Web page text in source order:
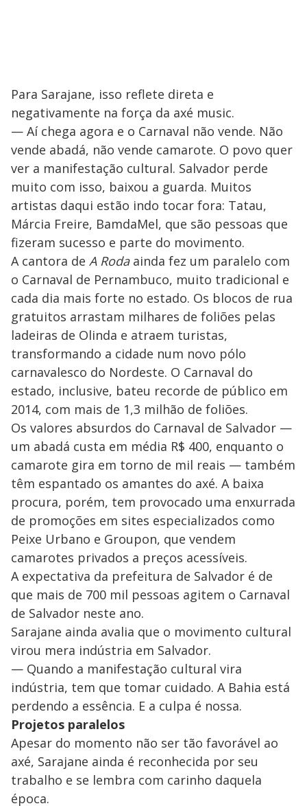
Para Sarajane, isso reflete direta e
negativamente na força da axé music.
— Aí chega agora e o Carnaval não vende. Não
vende abadá, não vende camarote. O povo quer
ver a manifestação cultural. Salvador perde
muito com isso, baixou a guarda. Muitos
artistas daqui estão indo tocar fora: Tatau,
Márcia Freire, BamdaMel, que são pessoas que
fizeram sucesso e parte do movimento.
A cantora de A Rodaainda fez um paralelo com
o Carnaval de Pernambuco, muito tradicional e
cada dia mais forte no estado. Os blocos de rua
gratuitos arrastam milhares de foliões pelas
ladeiras de Olinda e atraem turistas,
transformando a cidade num novo pólo
carnavalesco do Nordeste. O Carnaval do
estado, inclusive, bateu recorde de público em
2014, com mais de 1,3 milhão de foliões.
Os valores absurdos do Carnaval de Salvador —
um abadá custa em média R$ 400, enquanto o
camarote gira em torno de mil reais — também
têm espantado os amantes do axé. A baixa
procura, porém, tem provocado uma enxurrada
de promoções em sites especializados como
Peixe Urbano e Groupon, que vendem
camarotes privados a preços acessíveis.
A expectativa da prefeitura de Salvador é de
que mais de 700 mil pessoas agitem o Carnaval
de Salvador neste ano.
Sarajane ainda avalia que o movimento cultural
virou mera indústria em Salvador.
— Quando a manifestação cultural vira
indústria, tem que tomar cuidado. A Bahia está
perdendo a essência. E a culpa é nossa.
Projetos paralelos
Apesar do momento não ser tão favorável ao
axé, Sarajane ainda é reconhecida por seu
trabalho e se lembra com carinho daquela
época.